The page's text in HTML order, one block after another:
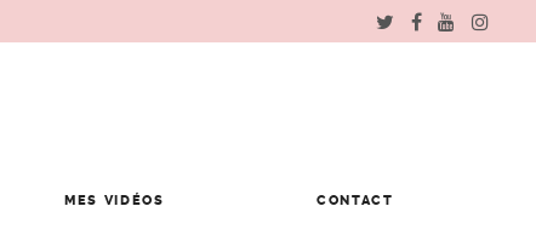
MES VIDÉOS CONTACT